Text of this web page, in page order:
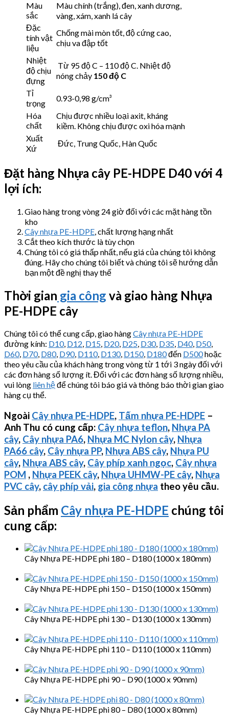
Màu
sắc
Màu chính (trắng), đen, xanh dương,
vàng, xám, xanh lá cây
Đặc
tính vật
liệu
Chống mài mòn tốt, độ cứng cao,
chịu va đập tốt
Nhiệt
độ chịu
đựng
Từ 95 độ C – 110 độ C. Nhiệt độ
nóng chảy 150 độ C
Tỉ
trọng
0.93-0,98 g/cm³
Hóa
chất
Chịu được nhiều loại axit, kháng
kiềm. Không chịu được oxi hóa mạnh
Xuất
Xứ
Đức, Trung Quốc, Hàn Quốc
Đặt hàng Nhựa cây PE-HDPE D40 với 4
lợi ích:
Giao hàng trong vòng 24 giờ đối với các mặt hàng tồn
kho
Cây nhựa PE-HDPE, chất lượng hạng nhất
Cắt theo kích thước là tùy chọn
Chúng tôi có giá thấp nhất, nếu giá của chúng tôi không
đúng. Hãy cho chúng tôi biết và chúng tôi sẽ hướng dẫn
bạn một đề nghị thay thế
Thời gian gia công và giao hàng Nhựa
PE-HDPE cây
Chúng tôi có thể cung cấp, giao hàngCây nhựa PE-HDPE
đường kính: D10, D12, D15, D20, D25, D30, D35, D40, D50,
D60, D70, D80, D90, D110, D130, D150, D180đến D500hoặc
theo yêu cầu của khách hàng trong vòng từ 1 tới 3 ngày đối với
các đơn hàng số lượng ít. Đối với các đơn hàng số lượng nhiều,
vui lòng liên hệđể chúng tôi báo giá và thông báo thời gian giao
hàng cụ thể.
Ngoài Cây nhựa PE-HDPE, Tấm nhựa PE-HDPE –
Anh Thu có cung cấp: Cây nhựa teflon, Nhựa PA
cây, Cây nhựa PA6, Nhựa MC Nylon cây, Nhựa
PA66 cây, Cây nhựa PP, Nhựa ABS cây, Nhựa PU
cây, Nhựa ABS cây, Cây phíp xanh ngọc, Cây nhựa
POM , Nhựa PEEK cây, Nhựa UHMW-PE cây, Nhựa
PVC cây, cây phíp vải, gia công nhựa theo yêu cầu.
Sản phẩm Cây nhựa PE-HDPE chúng tôi
cung cấp:
Cây Nhựa PE-HDPE phi 180 – D180 (1000 x 180mm)
Cây Nhựa PE-HDPE phi 150 – D150 (1000 x 150mm)
Cây Nhựa PE-HDPE phi 130 – D130 (1000 x 130mm)
Cây Nhựa PE-HDPE phi 110 – D110 (1000 x 110mm)
Cây Nhựa PE-HDPE phi 90 – D90 (1000 x 90mm)
Cây Nhựa PE-HDPE phi 80 – D80 (1000 x 80mm)